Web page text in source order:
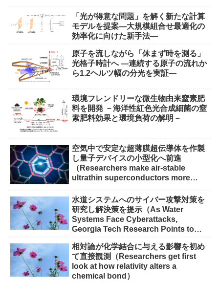
「光が得意な問題」を解く新たな計算
モデルを提案―大規模組合せ最適化の
効率化に向けた新手法―
原子を流しながら「休まず時を測る」
光格子時計へ ―連続する原子の流れか
ら1.2ヘルツ幅の分光を実証―
環境フレンドリーな微生物由来窒素肥
料を開発 －海洋性紅色光合成細菌の窒
素肥料効果と環境負荷の解明－
空気中で安定な超薄膜超伝導体を作製
し量子デバイスの小型化へ前進
（Researchers make air-stable
ultrathin superconductors more
水道システムへのサイバー攻撃対策を
研究し解決策を提示（As Water
Systems Face Cyberattacks,
Georgia Tech Research Points to
相対論が化学結合に与える影響を初め
て直接観測（Researchers get first
look at how relativity alters a
chemical bond）